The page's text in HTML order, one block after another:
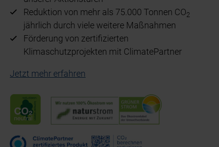
Reduktion von mehr als 75.000 Tonnen CO2
jährlich durch viele weitere Maßnahmen
Förderung von zertifizierten
Klimaschutzprojekten mit ClimatePartner
Jetzt mehr erfahren